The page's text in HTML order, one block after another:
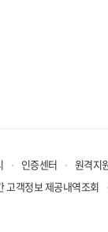
인증센터 원격지
고객정보 제공내역조회